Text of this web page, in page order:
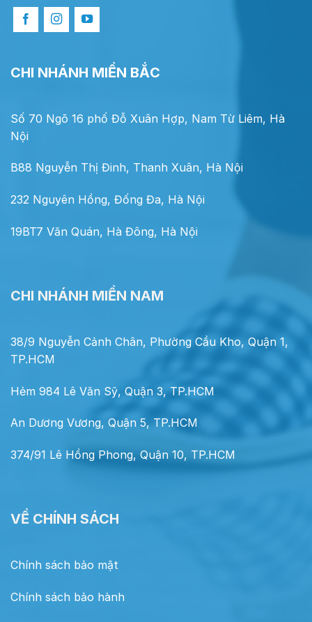
CHI NHÁNH MIỀN BẮC
Số 70 Ngõ 16 phố Đỗ Xuân Hợp, Nam Từ Liêm, Hà
Nội
B88 Nguyễn Thị Đinh, Thanh Xuân, Hà Nội
232 Nguyên Hồng, Đống Đa, Hà Nội
19BT7 Văn Quán, Hà Đông, Hà Nội
CHI NHÁNH MIỀN NAM
38/9 Nguyễn Cảnh Chân, Phường Cầu Kho, Quận 1,
TP.HCM
Hẻm 984 Lê Văn Sỹ, Quận 3, TP.HCM
An Dương Vương, Quận 5, TP.HCM
374/91 Lê Hồng Phong, Quận 10, TP.HCM
VỀ CHÍNH SÁCH
Chính sách bảo mật
Chính sách bảo hành